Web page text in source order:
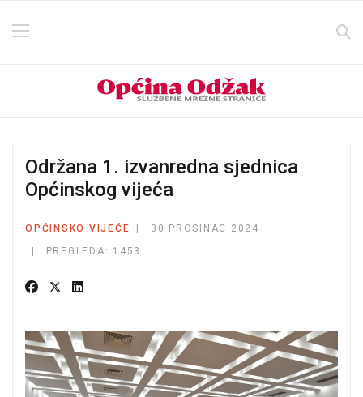
Održana 1. izvanredna sjednica
Općinskog vijeća
OPĆINSKO VIJEĆE
30 PROSINAC 2024
PREGLEDA: 1453